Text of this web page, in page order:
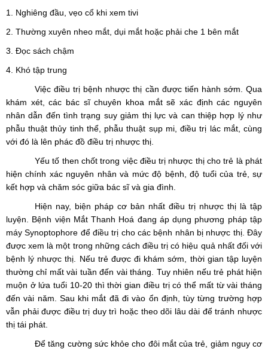
1. Nghiêng đầu, vẹo cổ khi xem tivi
2. Thường xuyên nheo mắt, dụi mắt hoặc phải che 1 bên mắt
3️. Đọc sách chậm
4. Khó tập trung
Việc điều trị bệnh nhược thị cần được tiến hành sớm. Qua
khám xét, các bác sĩ chuyên khoa mắt sẽ xác định các nguyên
nhân dẫn đến tình trạng suy giảm thị lực và can thiệp hợp lý như
phẫu thuật thủy tinh thể, phẫu thuật sụp mi, điều trị lác mắt, cùng
với đó là lên phác đồ điều trị nhược thị.
Yếu tố then chốt trong việc điều trị nhược thị cho trẻ là phát
hiện chính xác nguyên nhân và mức độ bệnh, độ tuổi của trẻ, sự
kết hợp và chăm sóc giữa bác sĩ và gia đình.
Hiện nay, biện pháp cơ bản nhất điều trị nhược thị là tập
luyện. Bệnh viện Mắt Thanh Hoá đang áp dụng phương pháp tập
máy Synoptophore để điều trị cho các bệnh nhân bị nhược thị. Đây
được xem là một trong những cách điều trị có hiệu quả nhất đối với
bệnh lý nhược thị. Nếu trẻ được đi khám sớm, thời gian tập luyện
thường chỉ mất vài tuần đến vài tháng. Tuy nhiên nếu trẻ phát hiện
muộn ở lứa tuổi 10-20 thì thời gian điều trị có thể mất từ vài tháng
đến vài năm. Sau khi mắt đã đi vào ổn định, tùy từng trường hợp
vẫn phải được điều trị duy trì hoặc theo dõi lâu dài để tránh nhược
thị tái phát.
Để tăng cường sức khỏe cho đôi mắt của trẻ, giảm nguy cơ